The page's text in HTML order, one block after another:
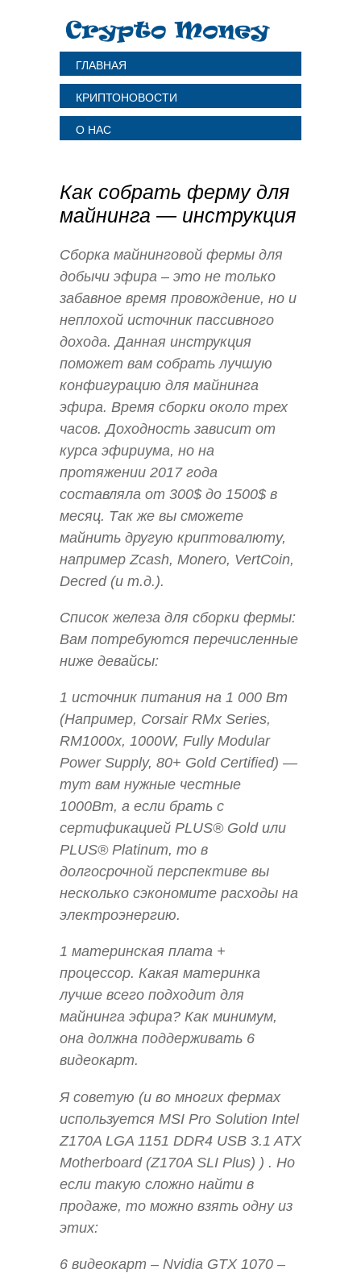
ГЛАВНАЯ
КРИПТОНОВОСТИ
О НАС
Как собрать ферму для
майнинга — инструкция
Сборка майнинговой фермы для
добычи эфира – это не только
забавное время провождение, но и
неплохой источник пассивного
дохода. Данная инструкция
поможет вам собрать лучшую
конфигурацию для майнинга
эфира. Время сборки около трех
часов. Доходность зависит от
курса эфириума, но на
протяжении 2017 года
составляла от 300$ до 1500$ в
месяц. Так же вы сможете
майнить другую криптовалюту,
например Zcash, Monero, VertCoin,
Decred (и т.д.).
Список железа для сборки фермы:
Вам потребуются перечисленные
ниже девайсы:
1 источник питания на 1 000 Вт
(Например, Corsair RMx Series,
RM1000x, 1000W, Fully Modular
Power Supply, 80+ Gold Certified) —
тут вам нужные честные
1000Вт, а если брать с
сертификацией PLUS® Gold или
PLUS® Platinum, то в
долгосрочной перспективе вы
несколько сэкономите расходы на
электроэнергию.
1 материнская плата +
процессор. Какая материнка
лучше всего подходит для
майнинга эфира? Как минимум,
она должна поддерживать 6
видеокарт.
Я советую (и во многих фермах
используется MSI Pro Solution Intel
Z170A LGA 1151 DDR4 USB 3.1 ATX
Motherboard (Z170A SLI Plus) ) . Но
если такую сложно найти в
продаже, то можно взять одну из
этих:
6 видеокарт – Nvidia GTX 1070 –